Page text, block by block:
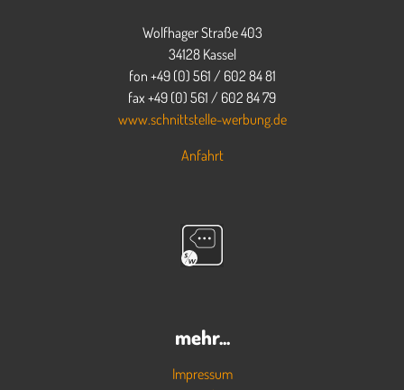
Wolfhager Straße 403
34128 Kassel
fon +49 (0) 561 / 602 84 81
fax +49 (0) 561 / 602 84 79
www.schnittstelle-werbung.de
Anfahrt
mehr...
Impressum